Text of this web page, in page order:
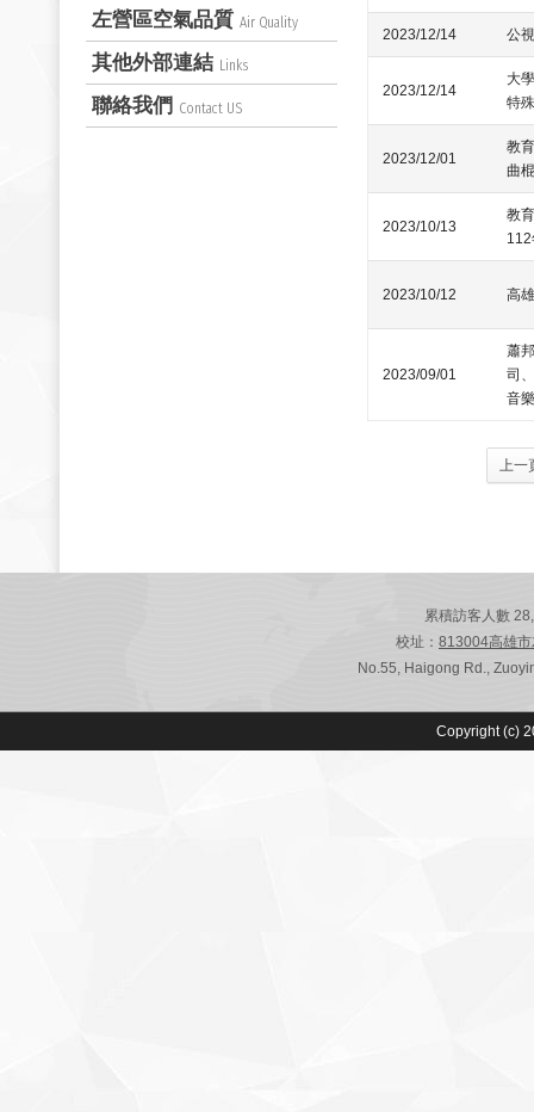
2023/12/14 公視
2023/12/14
大
特
2023/12/01
教
曲
2023/10/13
教
2023/10/12 高
2023/09/01
蕭
司
音
上一
左營區空氣品質 Air Quality
其他外部連結 Links
聯絡我們 Contact US
累積訪客人數
校址： 813004高雄
No.55, Haigong Rd.,
Copyright (c)